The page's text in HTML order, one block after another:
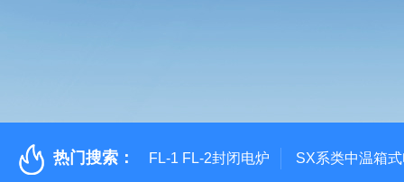
热门搜索： FL-1 FL-2封闭电炉 SX系类中温箱